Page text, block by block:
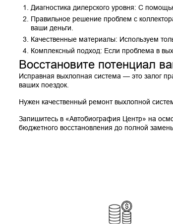
Диагностика дилерского уровня: С
Правильное решение проблем с
ваши деньги.
Качественные материалы: Используем
Комплексный подход: Если проблема в
Восстановите потенциал
Исправная выхлопная система — это залог
ваших поездок.
Нужен качественный ремонт выхлопной
Запишитесь в «Автобиография Центр» на
бюджетного восстановления до полной